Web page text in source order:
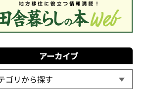
アーカイブ